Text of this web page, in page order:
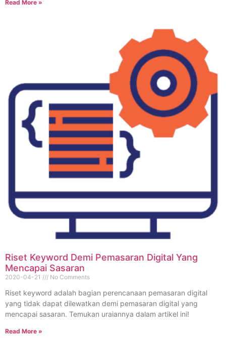
Read More »
Riset Keyword Demi Pemasaran Digital Yang
Mencapai Sasaran
2020-04-21 No Comments
Riset keyword adalah bagian perencanaan pemasaran digital
yang tidak dapat dilewatkan demi pemasaran digital yang
mencapai sasaran. Temukan uraiannya dalam artikel ini!
Read More »